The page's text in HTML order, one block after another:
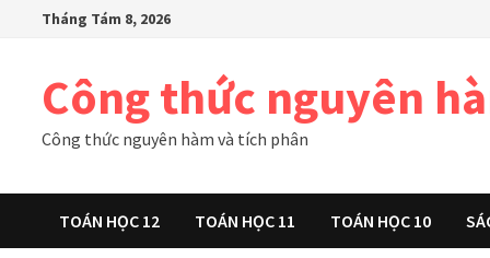
Tháng Tám 8, 2026
Công thức nguyên
Công thức nguyên hàm và tích phân
TOÁN HỌC 12 TOÁN HỌC 11 TOÁN HỌC 10